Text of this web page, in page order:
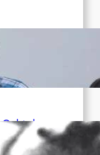
das
die